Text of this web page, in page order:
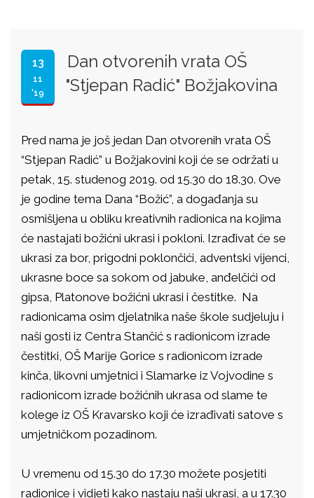
13
11
'19
Dan otvorenih vrata OŠ
"Stjepan Radić" Božjakovina
Pred nama je još jedan Dan otvorenih vrata OŠ
“Stjepan Radić” u Božjakovini koji će se održati u
petak, 15. studenog 2019. od 15.30 do 18.30. Ove
je godine tema Dana “Božić”, a događanja su
osmišljena u obliku kreativnih radionica na kojima
će nastajati božićni ukrasi i pokloni. Izrađivat će se
ukrasi za bor, prigodni poklončići, adventski vijenci,
ukrasne boce sa sokom od jabuke, anđelčići od
gipsa, Platonove božićni ukrasi i čestitke. Na
radionicama osim djelatnika naše škole sudjeluju i
naši gosti iz Centra Stančić s radionicom izrade
čestitki, OŠ Marije Gorice s radionicom izrade
kinča, likovni umjetnici i Slamarke iz Vojvodine s
radionicom izrade božićnih ukrasa od slame te
kolege iz OŠ Kravarsko koji će izrađivati satove s
umjetničkom pozadinom.
U vremenu od 15.30 do 17.30 možete posjetiti
radionice i vidjeti kako nastaju naši ukrasi, a u 17.30